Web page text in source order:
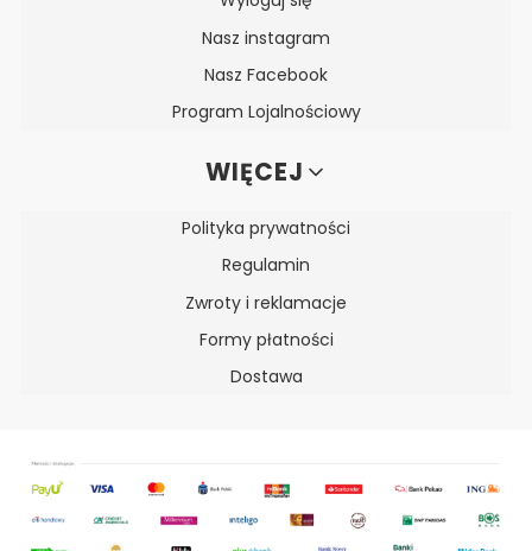
Nasz instagram
Nasz Facebook
Program Lojalnościowy
WIĘCEJ
Polityka prywatności
Regulamin
Zwroty i reklamacje
Formy płatności
Dostawa